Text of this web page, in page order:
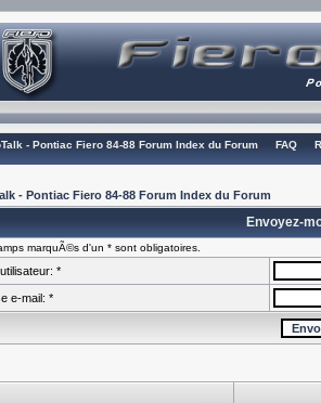
- Pontiac Fiero 84-88 Forum Index du Forum FAQ
- Pontiac Fiero 84-88 Forum Index du Forum
Envoyez-
marquÃ©s d'un * sont obligatoires.
*
e-mail: *